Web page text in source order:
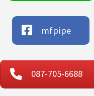
mfpipe
087-705-6688